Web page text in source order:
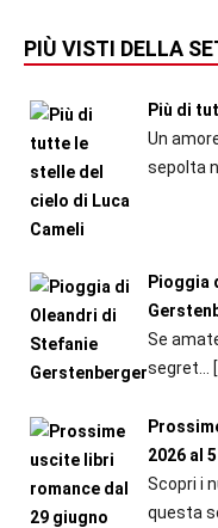
PIÙ VISTI DELLA
Più di
Un
sepolta
Pioggia
Se
segret...
2026 al
Scopri i
questa